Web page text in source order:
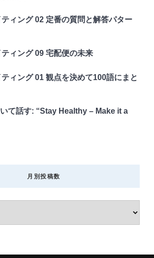
ィング 02 定番の質問と解答パター
ィング 09 宅配便の未来
ィング 01 観点を決めて100語にまと
て話す: “Stay Healthy – Make it a
月別投稿数